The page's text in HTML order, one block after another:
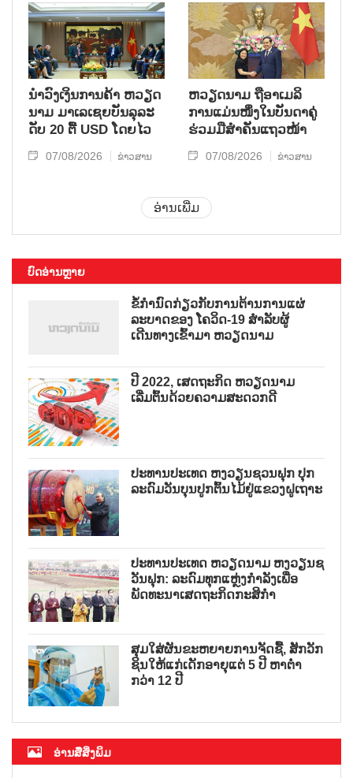
ນຳ​ວົງ​ເງິນ​ການ​ຄ້າ ຫວຽດ​
ນາມ ມາ​ເລ​ເຊຍ​ບັນ​ລຸ​ລະ​
ດັບ 20 ຕື້ USD ໂດຍ​ໄວ
07/08/2026 ຂ່າວສານ
ຫ​ວຽດ​ນາມ ຖື​ອາ​ເມ​ລິ​
ການ​ແມ່ນ​ໜຶ່ງ​ໃນ​ບັນ​ດາ​ຄູ່​
ຮ່ວມ​ມື​ສຳ​ຄັນ​ແຖວ​ໜ້າ
07/08/2026 ຂ່າວສານ
ອ່ານເພີ່ມ
ບົດອ່ານຫຼາຍ
ຂໍ້ກຳນົດກ່ຽວກັບການຕ້ານການແຜ່
ລະບາດຂອງ ໂຄວິດ-19 ສຳລັບຜູ້
ເດີນທາງເຂົ້າມາ ຫວຽດນາມ
ປີ 2022, ເສດຖະກິດ ຫວຽດນາມ
ເລີ່ມຕົ້ນດ້ວຍຄວາມສະດວກດີ
ປະທານປະເທດ ຫງວຽນຊວນຟຸກ ປຸກ
ລະດົມວັນບຸນປູກຕົ້ນໄມ້ຢູ່ແຂວງຝູເຖາະ
ປະທານປະເທດ ຫວຽດນາມ ຫງວຽນຊ
ວັນຟຸກ: ລະດົມທຸກແຫຼ່ງກຳລັງເພື່ອ
ພັດທະນາເສດຖະກິດກະສິກຳ
ສຸມໃສ່ຜັນຂະຫຍາຍການຈັດຊື້, ສັກວັກ
ຊິນໃຫ້ແກ່ເດັກອາຍຸແຕ່ 5 ປີ ຫາຕ່ຳ
ກວ່າ 12 ປີ
ອ່ານສື່ສິ່ງພິມ